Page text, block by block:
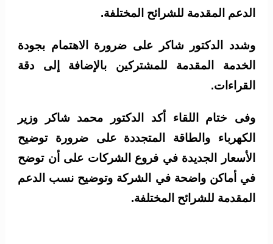
الدعم المقدمة للشرائح المختلفة.
وشدد الدكتور شاكر على ضرورة الاهتمام بجودة
الخدمة المقدمة للمشتركين بالإضافة إلى دقة
القراءات.
وفى ختام اللقاء أكد الدكتور محمد شاكر وزير
الكهرباء والطاقة المتجددة على ضرورة توضيح
الأسعار الجديدة في فروع الشركات على أن توضح
في أماكن واضحة في الشركة وتوضيح نسب الدعم
المقدمة للشرائح المختلفة.